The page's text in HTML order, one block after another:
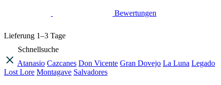
Bewertungen
Lieferung 1–3 Tage
Schnellsuche
Atanasio Cazcanes Don Vicente Gran Dovejo La Luna Legado
Lost Lore Montagave Salvadores